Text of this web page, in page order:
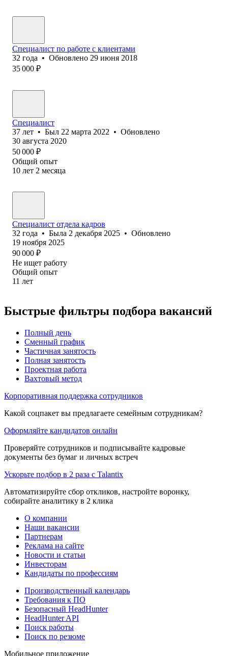
Специалист по работе с клиентами
32 года • Обновлено 29 июня 2018
35 000 ₽
Специалист
37 лет • Был 22 марта 2022 • Обновлено
30 августа 2020
50 000 ₽
Общий опыт
10 лет 2 месяца
Специалист отдела кадров
32 года • Была 2 декабря 2025 • Обновлено
19 ноября 2025
90 000 ₽
Не ищет работу
Общий опыт
11 лет
Быстрые фильтры подбора вакансий
Полный день
Сменный график
Частичная занятость
Полная занятость
Проектная работа
Вахтовый метод
Корпоративная поддержка сотрудников
Какой соцпакет вы предлагаете семейным сотрудникам?
Оформляйте кандидатов онлайн
Проверяйте сотрудников и подписывайте кадровые
документы без бумаг и личных встреч
Ускорьте подбор в 2 раза с Talantix
Автоматизируйте сбор откликов, настройте воронку,
собирайте аналитику в 2 клика
О компании
Наши вакансии
Партнерам
Реклама на сайте
Новости и статьи
Инвесторам
Кандидаты по профессиям
Производственный календарь
Требования к ПО
Безопасный HeadHunter
HeadHunter API
Поиск работы
Поиск по резюме
Мобильное приложение